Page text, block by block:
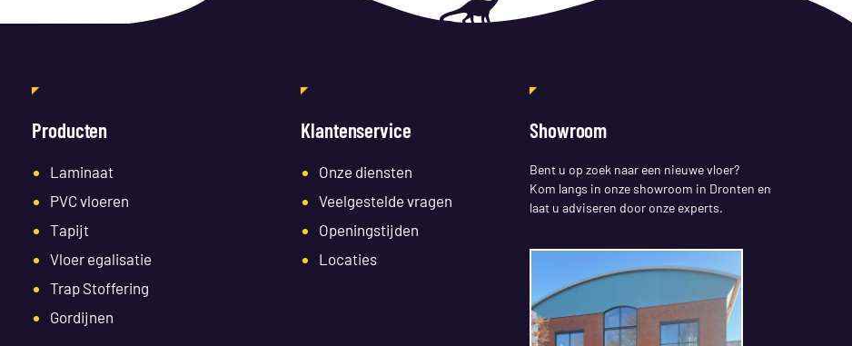
Producten
Laminaat
PVC vloeren
Tapijt
Vloer egalisatie
Trap Stoffering
Gordijnen
Klantenservice
Onze diensten
Veelgestelde vragen
Openingstijden
Locaties
Showroom
Bent u op zoek naar een nieuwe vloer?
Kom langs in onze showroom in Dronten en
laat u adviseren door onze experts.